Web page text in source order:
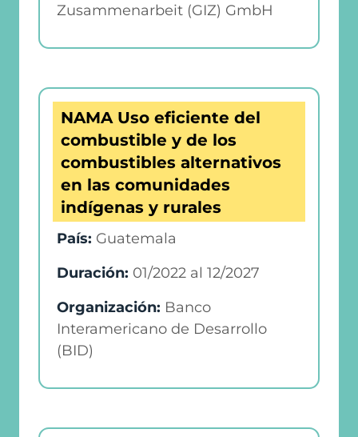
Zusammenarbeit (GIZ) GmbH
NAMA Uso eficiente del
combustible y de los
combustibles alternativos
en las comunidades
indígenas y rurales
País: Guatemala
Duración: 01/2022 al 12/2027
Organización: Banco
Interamericano de Desarrollo
(BID)